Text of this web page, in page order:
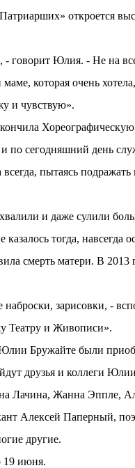
откроется
говорит Юлия. - Не на
которая очень
и чувствую».
по сегодняшний день
всегда, пытаясь
и даже сулили
тогда,
смерть матери. В
зарисовки, -
Театру и Живописи».
Бружайте были
друзья и коллеги
Лачина, Жанна Эппле,
Алексей Паперный,
другие.
19 июня.